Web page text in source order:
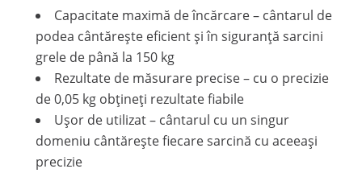
Capacitate maximă de încărcare – cântarul de
podea cântărește eficient și în siguranță sarcini
grele de până la 150 kg
Rezultate de măsurare precise – cu o precizie
de 0,05 kg obțineți rezultate fiabile
Ușor de utilizat – cântarul cu un singur
domeniu cântărește fiecare sarcină cu aceeași
precizie